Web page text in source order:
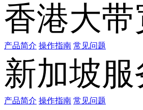
香港大
产品简介 操作指南 常见问题
新加坡服
产品简介 操作指南 常见问题